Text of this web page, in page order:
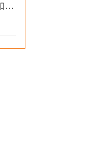
WSS系列双金属温度计测温灵敏度如何提升？